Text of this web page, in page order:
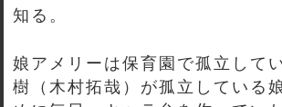
知る。
娘アメリーは保育園で孤立して
樹（木村拓哉）が孤立している